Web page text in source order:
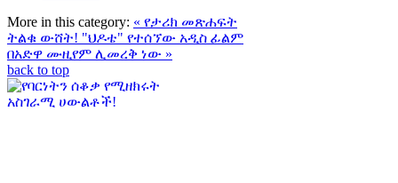
More in this category: « የታሪክ መጽሐፍት
ትልቁ ውሸት! "ህዶቴ" የተሰኘው አዲስ ፊልም
በአድዋ ሙዚየም ሊመረቅ ነው »
back to top